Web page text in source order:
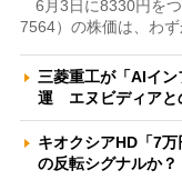
6月3日に8330円をつ
7564）の株価は、わ
三菱重工が「AIイ
運 エヌビディアと
キオクシアHD「7
の反転シグナルか